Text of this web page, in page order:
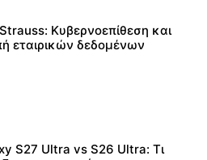
Κυβερνοεπίθεση και
εταιρικών δεδομένων
S27 Ultra vs S26 Ultra: Τι